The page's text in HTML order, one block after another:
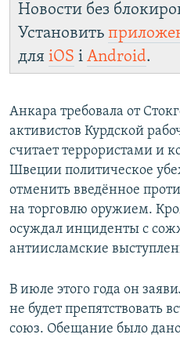
Новости без
Установить
для iOS і Android.
Анкара требовала от
активистов Курдской
считает террористами и
Швеции политическое
отменить введённое
на торговлю оружием.
осуждал инциденты с
антиисламские
В июле этого года он
не будет препятствовать
союз. Обещание было